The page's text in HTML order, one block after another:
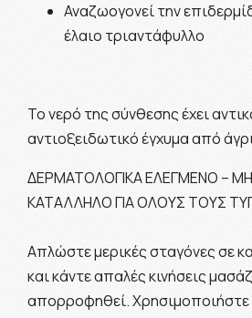
Αναζωογονεί την
έλαιο τριαντάφυλλο
Το νερό της σύνθεσης έχει
αντιοξειδωτικό έγχυμα από
ΔΕΡΜΑΤΟΛΟΓΙΚΑ ΕΛΕΓΜΕΝΟ –
ΚΑΤΑΛΛΗΛΟ ΓΙΑ ΟΛΟΥΣ ΤΟΥΣ
Απλώστε μερικές σταγόνες σε
και κάντε απαλές κινήσεις
απορροφηθεί. Χρησιμοποιήστε